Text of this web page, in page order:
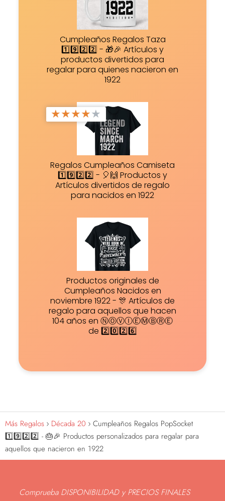
Cumpleaños Regalos Taza
1️⃣9️⃣2️⃣2️⃣ - 🎁🎉 Artículos y
productos divertidos para
regalar para quienes nacieron en
1922
★★★★★
Regalos Cumpleaños Camiseta
1️⃣9️⃣2️⃣2️⃣ - 🎈🙌 Productos y
Artículos divertidos de regalo
para nacidos en 1922
Productos originales de
Cumpleaños Nacidos en
noviembre 1922 - 🎊 Artículos de
regalo para aquellos que hacen
104 años en ⓃⓄⓋⒾⒺⓂⒷⓇⒺ
de 2️⃣0️⃣2️⃣6️⃣
Más Regalos Década 20
Cumpleaños Regalos PopSocket
1️⃣9️⃣2️⃣2️⃣ - 🎂🎉 Productos personalizados para regalar para
aquellos que nacieron en 1922
Comprueba DISPONIBILIDAD y PRECIOS FINALES